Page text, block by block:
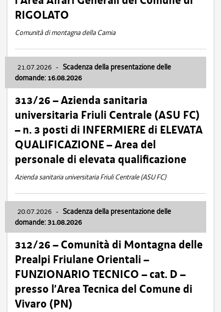
RIGOLATO
Comunità di montagna della Carnia
21.07.2026 - Scadenza della presentazione delle
domande: 16.08.2026
313/26 – Azienda sanitaria
universitaria Friuli Centrale (ASU FC)
– n. 3 posti di INFERMIERE di ELEVATA
QUALIFICAZIONE – Area del
personale di elevata qualificazione
Azienda sanitaria universitaria Friuli Centrale (ASU FC)
20.07.2026 - Scadenza della presentazione delle
domande: 31.08.2026
312/26 – Comunità di Montagna delle
Prealpi Friulane Orientali –
FUNZIONARIO TECNICO – cat. D –
presso l’Area Tecnica del Comune di
Vivaro (PN)